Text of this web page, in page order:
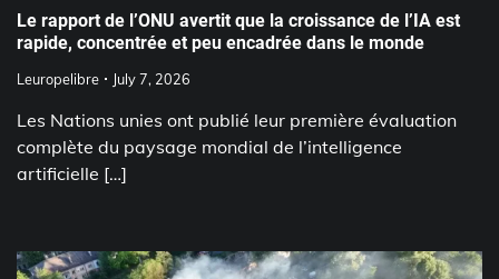
Le rapport de l’ONU avertit que la croissance de l’IA est
rapide, concentrée et peu encadrée dans le monde
Leuropelibre July 7, 2026
Les Nations unies ont publié leur première évaluation
complète du paysage mondial de l’intelligence
artificielle […]